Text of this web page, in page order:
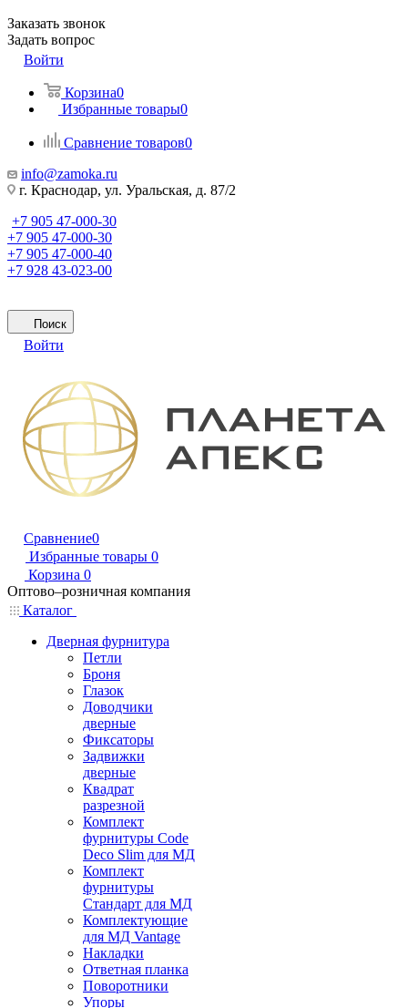
Заказать звонок
Задать вопрос
Войти
Корзина0
Избранные товары0
Сравнение товаров0
info@zamoka.ru
г. Краснодар, ул. Уральская, д. 87/2
+7 905 47-000-30
+7 905 47-000-30
+7 905 47-000-40
+7 928 43-023-00
Поиск
Войти
Сравнение0
Избранные товары 0
Корзина 0
Оптово–розничная компания
Каталог
Дверная фурнитура
Петли
Броня
Глазок
Доводчики
дверные
Фиксаторы
Задвижки
дверные
Квадрат
разрезной
Комплект
фурнитуры Code
Deco Slim для МД
Комплект
фурнитуры
Стандарт для МД
Комплектующие
для МД Vantage
Накладки
Ответная планка
Поворотники
Упоры